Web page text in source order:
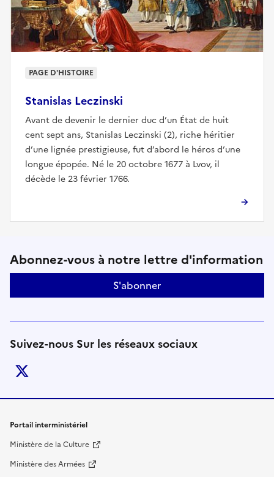
Stanislas Leczinski
Avant de devenir le dernier duc d’un État de huit
cent sept ans, Stanislas Leczinski (2), riche héritier
d’une lignée prestigieuse, fut d’abord le héros d’une
longue épopée. Né le 20 octobre 1677 à Lvov, il
décède le 23 février 1766.
PAGE D'HISTOIRE
Suivez-nous sur le réseaux
Abonnez-vous à notre lettre d'information
S'abonner
Suivez-nous Sur les réseaux sociaux
Liens de bas de page
Portail interministériel
Ministère de la Culture
Ministère des Armées